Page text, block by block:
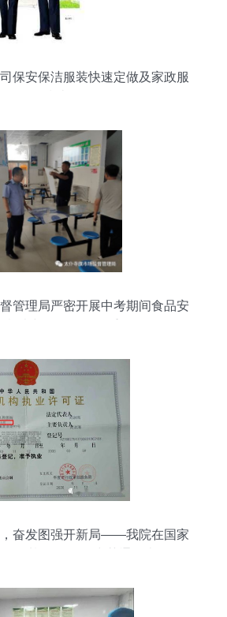
保安保洁服装快速定做及家政服
管理局严密开展中考期间食品安
奋发图强开新局——我院在国家